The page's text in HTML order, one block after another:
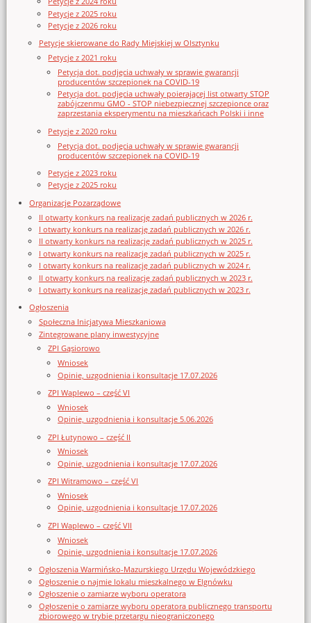
Petycje z 2025 roku
Petycje z 2026 roku
Petycje skierowane do Rady Miejskiej w Olsztynku
Petycje z 2021 roku
Petycja dot. podjęcia uchwały w sprawie gwarancji
producentów szczepionek na COVID-19
Petycja dot. podjęcia uchwały poierającej list otwarty STOP
zabójczenmu GMO - STOP niebezpiecznej szczepionce oraz
zaprzestania eksperymentu na mieszkańcach Polski i inne
Petycje z 2020 roku
Petycja dot. podjęcia uchwały w sprawie gwarancji
producentów szczepionek na COVID-19
Petycje z 2023 roku
Petycje z 2025 roku
Organizacje Pozarządowe
II otwarty konkurs na realizację zadań publicznych w 2026 r.
I otwarty konkurs na realizację zadań publicznych w 2026 r.
II otwarty konkurs na realizację zadań publicznych w 2025 r.
I otwarty konkurs na realizację zadań publicznych w 2025 r.
I otwarty konkurs na realizację zadań publicznych w 2024 r.
II otwarty konkurs na realizację zadań publicznych w 2023 r.
I otwarty konkurs na realizację zadań publicznych w 2023 r.
Ogłoszenia
Społeczna Inicjatywa Mieszkaniowa
Zintegrowane plany inwestycyjne
ZPI Gąsiorowo
Wniosek
Opinie, uzgodnienia i konsultacje 17.07.2026
ZPI Waplewo – część VI
Wniosek
Opinie, uzgodnienia i konsultacje 5.06.2026
ZPI Łutynowo – część II
Wniosek
Opinie, uzgodnienia i konsultacje 17.07.2026
ZPI Witramowo – część VI
Wniosek
Opinie, uzgodnienia i konsultacje 17.07.2026
ZPI Waplewo – część VII
Wniosek
Opinie, uzgodnienia i konsultacje 17.07.2026
Ogłoszenia Warmińsko-Mazurskiego Urzędu Wojewódzkiego
Ogłoszenie o najmie lokalu mieszkalnego w Elgnówku
Ogłoszenie o zamiarze wyboru operatora
Ogłoszenie o zamiarze wyboru operatora publicznego transportu
zbiorowego w trybie przetargu nieograniczonego